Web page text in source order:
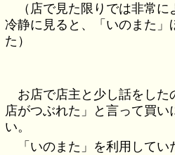
（店で見た限りでは非常
冷静に見ると、「いのまた」
た）
お店で店主と少し話をし
店がつぶれた」と言って買い
い。
「いのまた」を利用して